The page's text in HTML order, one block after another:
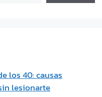
los 40: causas
lesionarte